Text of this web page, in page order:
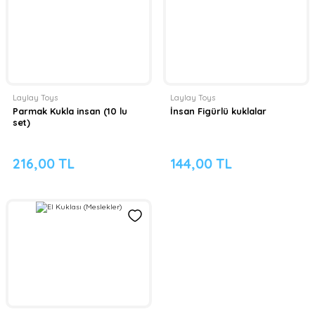
Laylay Toys
Parmak Kukla insan (10 lu
set)
216,00 TL
Laylay Toys
İnsan Figürlü kuklalar
144,00 TL